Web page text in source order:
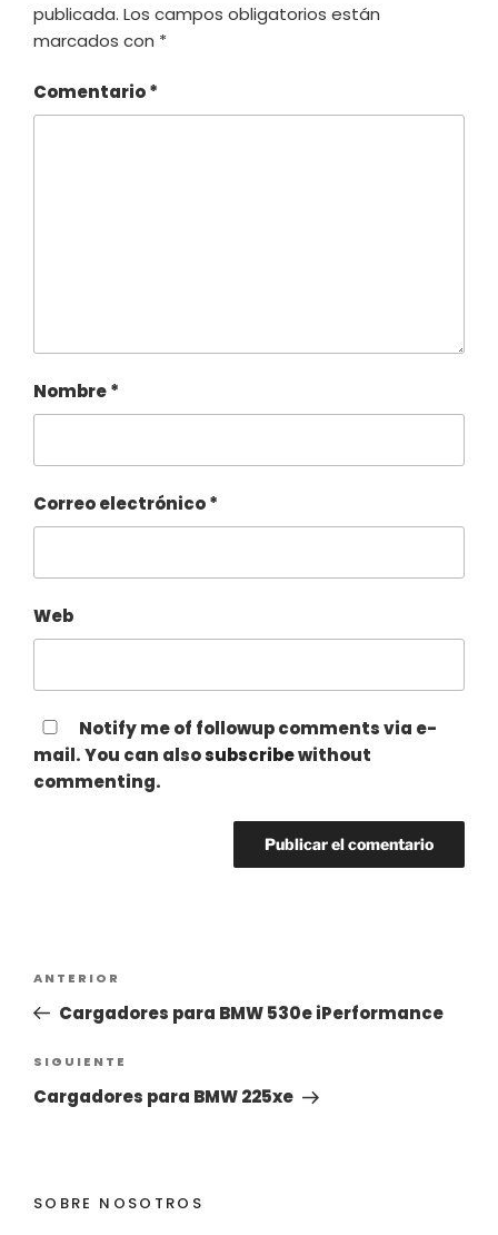
publicada. Los campos obligatorios están
marcados con *
Comentario*
Nombre*
Correo electrónico*
Web
Notify me of followup comments via e-
mail. You can alsosubscribewithout
commenting.
entradas
Entrada
anterior:
ANTERIOR
Cargadores para BMW 530e iPerformance
Siguiente
entrada
SIGUIENTE
Cargadores para BMW 225xe
SOBRE NOSOTROS